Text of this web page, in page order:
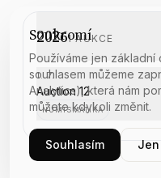
Soukromí
Používáme jen
souhlasem můžeme
Analytics), která nám
můžete kdykoli změnit.
Souhlasím
20261 AUKCE
1. 7.
Auction 12
NUMISMATIKA